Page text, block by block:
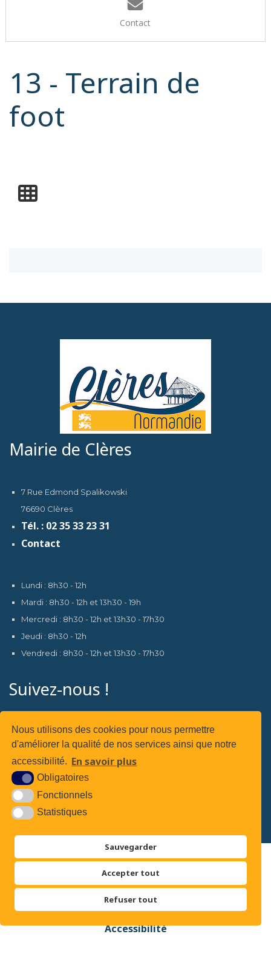
Nous utilisons des cookies pour nous permettre
d'améliorer la qualité de nos services ainsi que notre
accessibilité. En savoir plus
Obligatoires
Fonctionnels
Statistiques
Sauvegarder
Accepter tout
Refuser tout
Contact
13 - Terrain de
foot
Mairie de Clères
7 Rue Edmond Spalikowski
76690 Clères
Tél. : 02 35 33 23 31
Contact
Lundi : 8h30 - 12h
Mardi : 8h30 - 12h et 13h30 - 19h
Mercredi : 8h30 - 12h et 13h30 - 17h30
Jeudi : 8h30 - 12h
Vendredi : 8h30 - 12h et 13h30 - 17h30
Suivez-nous !
Suivez-nous sur
Plan du site
Mentions légales
Accessibilité